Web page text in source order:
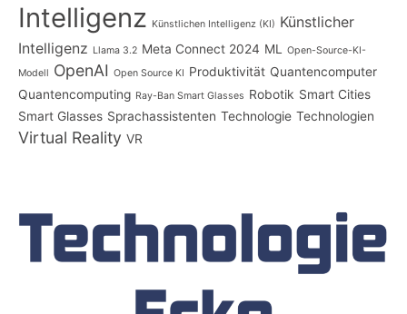
Intelligenz Künstlichen Intelligenz (KI) Künstlicher
Intelligenz Llama 3.2 Meta Connect 2024 ML
Open-Source-KI-
Modell OpenAI Open Source KI Produktivität Quantencomputer
Quantencomputing Ray-Ban Smart Glasses Robotik Smart Cities
Smart Glasses Sprachassistenten Technologie Technologien
Virtual Reality VR